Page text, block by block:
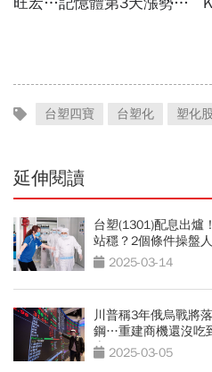
台塑四寶 台塑化 塑化股
延伸閱讀
台塑(1301)配息出爐
站穩？2個條件操盤
2025-03-14
川普稱3年俄烏戰將
鋼…重建商機還沒吃
上？2025-03-05